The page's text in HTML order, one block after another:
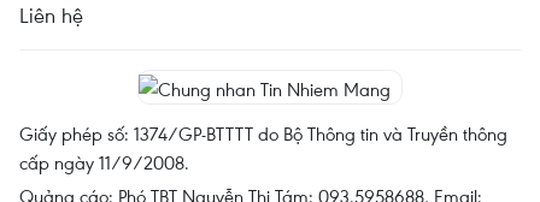
Liên hệ
Giấy phép số: 1374/GP-BTTTT do Bộ Thông tin và Truyền thông
cấp ngày 11/9/2008.
Quảng cáo: Phó TBT Nguyễn Thị Tám: 093.5958688, Email: